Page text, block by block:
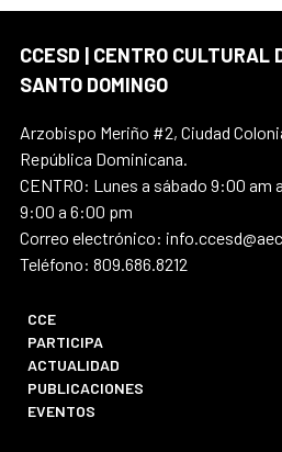
CCESD | CENTRO CULTURAL
SANTO DOMINGO
Arzobispo Meriño #2, Ciudad
República Dominicana.
CENTRO: Lunes a sábado 9:00 am
9:00 a 6:00 pm
Correo electrónico:
Teléfono: 809.686.8212
CCE
PARTICIPA
ACTUALIDAD
PUBLICACIONES
EVENTOS